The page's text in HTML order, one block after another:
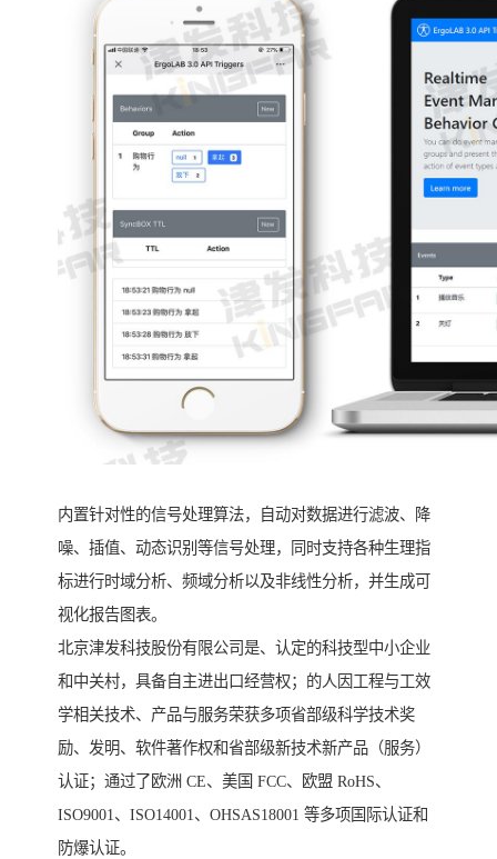
内置针对性的信号处理算法，自动对数据进行滤波、降
噪、插值、动态识别等信号处理，同时支持各种生理指
标进行时域分析、频域分析以及非线性分析，并生成可
视化报告图表。
北京津发科技股份有限公司是、认定的科技型中小企业
和中关村，具备自主进出口经营权；的人因工程与工效
学相关技术、产品与服务荣获多项省部级科学技术奖
励、发明、软件著作权和省部级新技术新产品（服务）
认证；通过了欧洲 CE、美国 FCC、欧盟 RoHS、
ISO9001、ISO14001、OHSAS18001 等多项国际认证和
防爆认证。